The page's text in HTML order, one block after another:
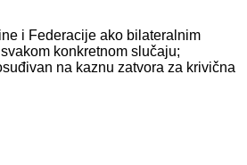
i Federacije ako bilateralnim
konkretnom slučaju;
na kaznu zatvora za krivična